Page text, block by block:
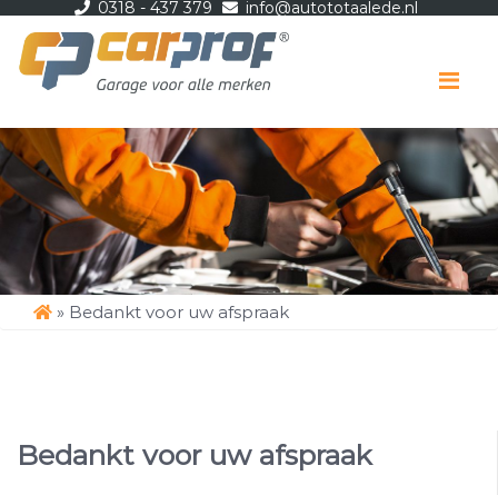
0318 - 437 379 info@autototaalede.nl
» Bedankt voor uw afspraak
Bedankt voor uw afspraak